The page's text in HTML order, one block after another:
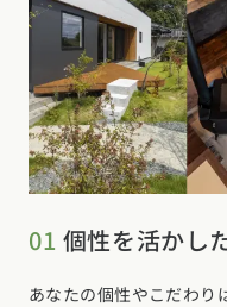
01 個性を活かし
あなたの個性やこだわり